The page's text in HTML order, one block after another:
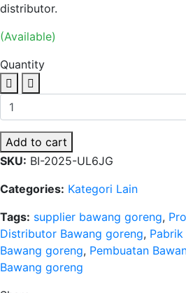
distributor.
(Available)
Quantity
Add to cart
SKU: BI-2025-UL6JG
Categories: Kategori Lain
Tags: supplier bawang goreng,
Distributor Bawang goreng,
Bawang goreng, Pembuatan
Bawang goreng